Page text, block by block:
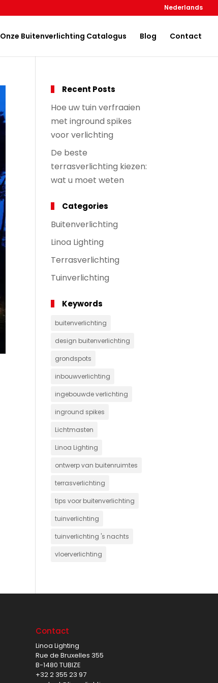
Nederlands
Onze Buitenverlichting Catalogus Blog Contact
Recent Posts
Hoe uw tuin verfraaien
met inground spikes
voor verlichting
De beste
terrasverlichting kiezen:
wat u moet weten
Categories
Buitenverlichting
Linoa Lighting
Terrasverlichting
Tuinverlichting
Keywords
buitenverlichting
design buitenverlichting
grondspots
inbouwverlichting
ingebouwde verlichting
inground spikes
Lichtmasten
Linoa Lighting
ontwerp van buitenruimtes
terrasverlichting
tips voor buitenverlichting
tuinverlichting
tuinverlichting 's nachts
vloerverlichting
Contact
Linoa Lighting
Rue de Bruxelles 355
B-1480 TUBIZE
+32 2 355 23 97